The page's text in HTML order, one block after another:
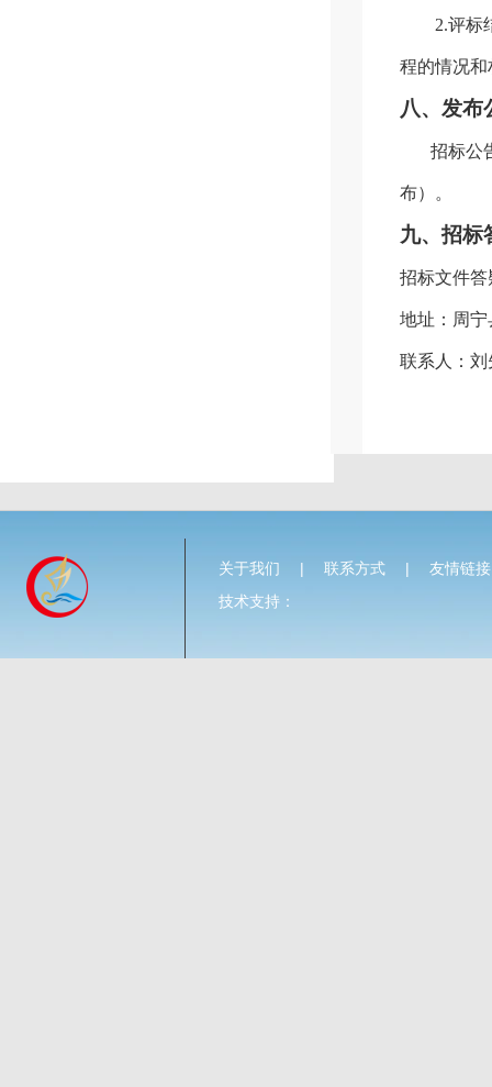
2.评标
程的情况和
八、发布
招标公
布）。
九、招标
招标文件答
地址： 周
联系人： 刘
关于我们 | 联系方式 |
友情链接
技术支持：